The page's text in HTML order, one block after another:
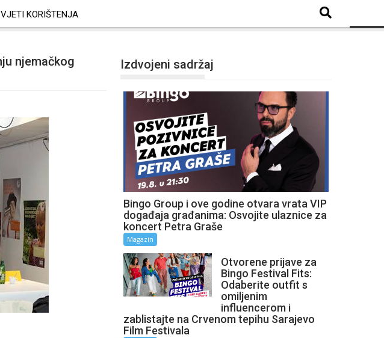
KORIŠTENJA
njemačkog
Izdvojeni sadržaj
Bingo Group i ove godine otvara vrata VIP
događaja građanima: Osvojite ulaznice za
koncert Petra Graše
Magazin
Otvorene prijave za
Bingo Festival Fits:
Odaberite outfit s
omiljenim
influencerom i
zablistajte na Crvenom tepihu Sarajevo
Film Festivala